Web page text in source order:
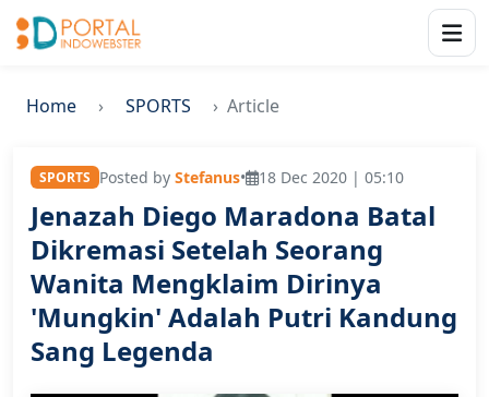
Home SPORTS Article
SPORTS Posted by Stefanus• 18 Dec 2020 | 05:10
Jenazah Diego Maradona Batal
Dikremasi Setelah Seorang
Wanita Mengklaim Dirinya
'Mungkin' Adalah Putri Kandung
Sang Legenda